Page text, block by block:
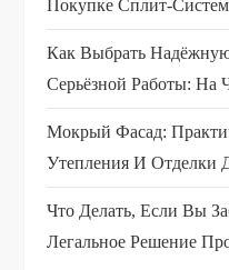
Покупке Сплит-
Как Выбрать
Серьёзной Работы: На
Мокрый Фасад:
Утепления И Отделки
Что Делать, Если Вы
Легальное Решение